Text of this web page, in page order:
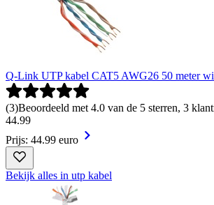
Q-Link UTP kabel CAT5 AWG26 50 meter
(3)Beoordeeld met 4.0 van de 5 sterren, 3
44.99
Prijs: 44.99 euro
Bekijk alles in utp kabel